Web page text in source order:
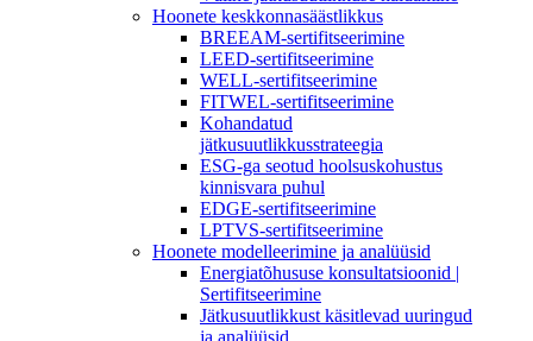
Hoonete keskkonnasäästlikkus
BREEAM-sertifitseerimine
LEED-sertifitseerimine
WELL-sertifitseerimine
FITWEL-sertifitseerimine
Kohandatud
jätkusuutlikkusstrateegia
ESG-ga seotud hoolsuskohustus
kinnisvara puhul
EDGE-sertifitseerimine
LPTVS-sertifitseerimine
Hoonete modelleerimine ja analüüsid
Energiatõhususe konsultatsioonid |
Sertifitseerimine
Jätkusuutlikkust käsitlevad uuringud
ja analüüsid